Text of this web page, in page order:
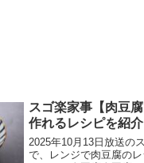
スゴ楽家事【肉豆
作れるレシピを紹介
2025年10月13日放送の
で、レンジで肉豆腐の